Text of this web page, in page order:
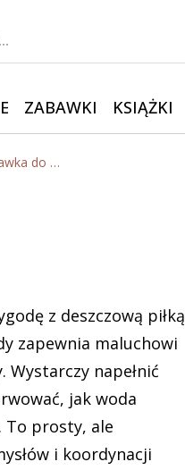
ZABAWKI KSIĄŻKI
Deszczowa piłka, zabawka do wody | Sassy Baby
z deszczową piłką
zapewnia maluchowi
Wystarczy napełnić
jak woda
To prosty, ale
i koordynacji